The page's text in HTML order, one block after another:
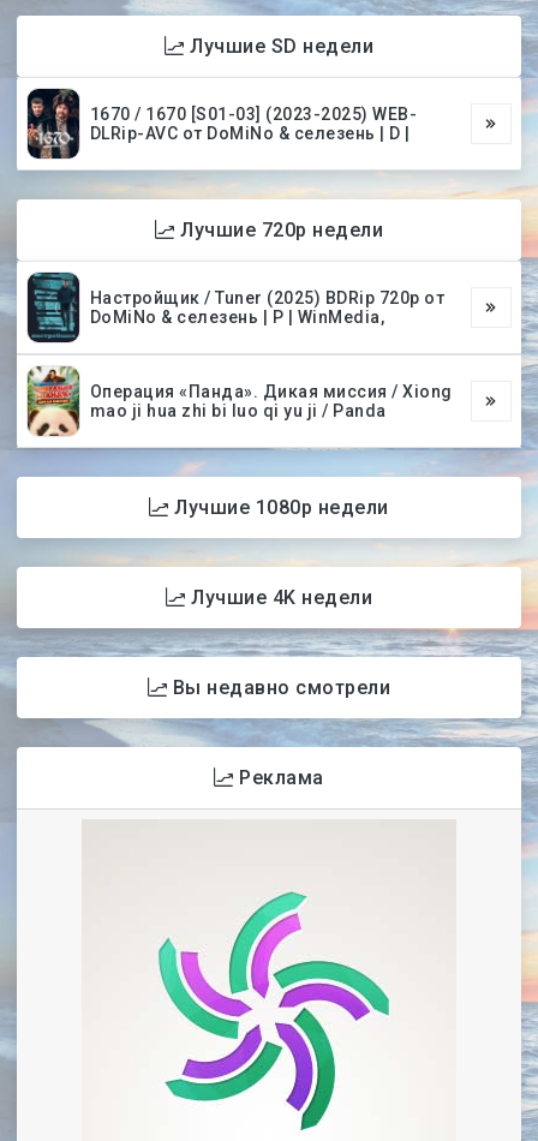
WEB-DLRip-AVC от DoMiNo & селезень
Лучшие SD недели
1670 / 1670 [S01-03] (2023-2025) WEB-
DLRip-AVC от DoMiNo & селезень | D |
Лучшие 720p недели
Настройщик / Tuner (2025) BDRip 720p от
Операция «Панда». Дикая миссия / Xiong
mao ji hua zhi bi luo qi yu ji / Panda
Лучшие 1080p недели
Лучшие 4K недели
Вы недавно смотрели